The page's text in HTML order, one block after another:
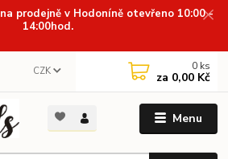
prodejně v Hodoníně otevřeno 10:00 -
14:00hod.
Menu
CZK 0 ks
za 0,00 Kč